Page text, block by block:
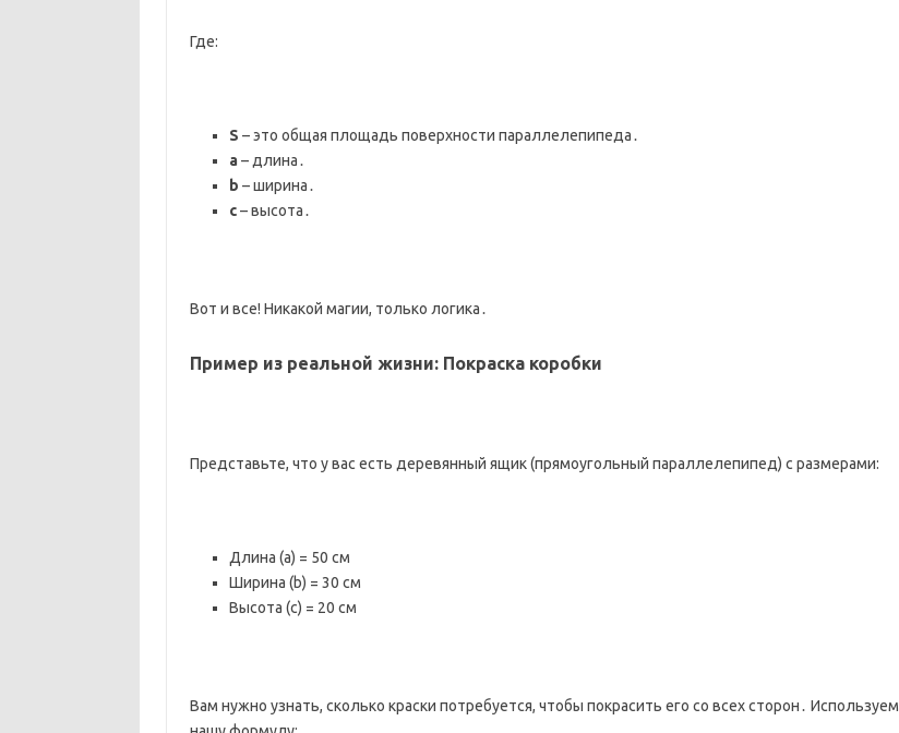
Где:
S – это общая площадь поверхности параллелепипеда․
a– длина․
b – ширина․
c– высота․
Вот и все! Никакой магии, только логика․
Пример из реальной жизни: Покраска коробки
Представьте, что у вас есть деревянный ящик (прямоугольный параллелепипед) с размерами:
Длина (a) = 50 см
Ширина (b) = 30 см
Высота (c) = 20 см
Вам нужно узнать, сколько краски потребуется, чтобы покрасить его со всех сторон․ Используем